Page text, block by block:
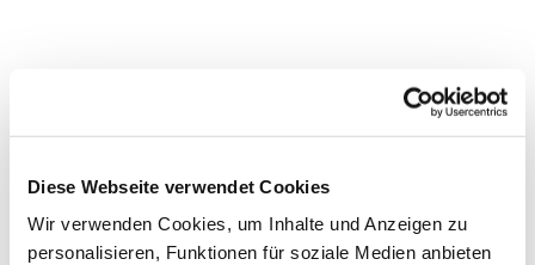
Diese Webseite verwendet Cookies
Wir verwenden Cookies, um Inhalte und Anzeigen zu
personalisieren, Funktionen für soziale Medien anbieten